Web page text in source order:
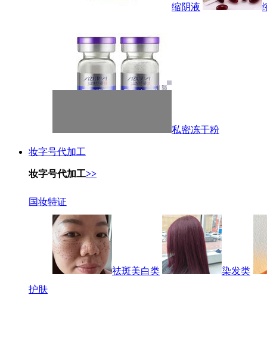
缩阴液
私密冻干粉
妆字号代加工
妆字号代加工>>
国妆特证
祛斑美白类
染发类
护肤